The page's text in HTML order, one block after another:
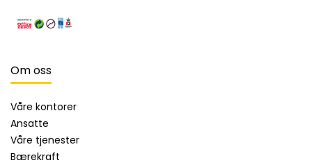
Om oss
Våre kontorer
Ansatte
Våre tjenester
Bærekraft